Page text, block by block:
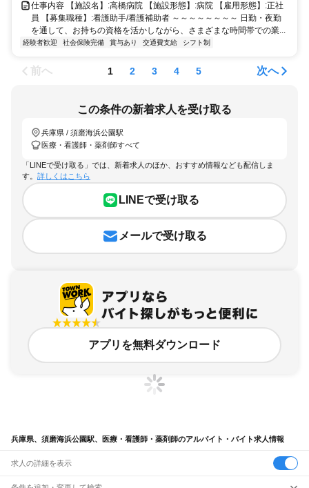
仕事内容 【施設名】:高橋病院 【施設形態】:病院 【雇用形態】:正社
員 【募集職種】:看護助手/看護補助者 ～～～～～～～～ 日勤・夜勤
を通して、お持ちの資格を活かしながら、さまざまな時間帯での業...
経験者歓迎 社会保険完備 賞与あり 交通費支給 シフト制
前へ 1 2 3 4 5 次へ
この条件の新着求人を受け取る
兵庫県 / 須磨海浜公園駅
医療・看護師・薬剤師すべて
「LINEで受け取る」では、新着求人のほか、おすすめ情報なども配信しま
す。 詳しくはこちら
LINEで受け取る
メールで受け取る
アプリを無料ダウンロード
兵庫県、須磨海浜公園駅、医療・看護師・薬剤師のアルバイト・バイト求人情報
求人の詳細を表示